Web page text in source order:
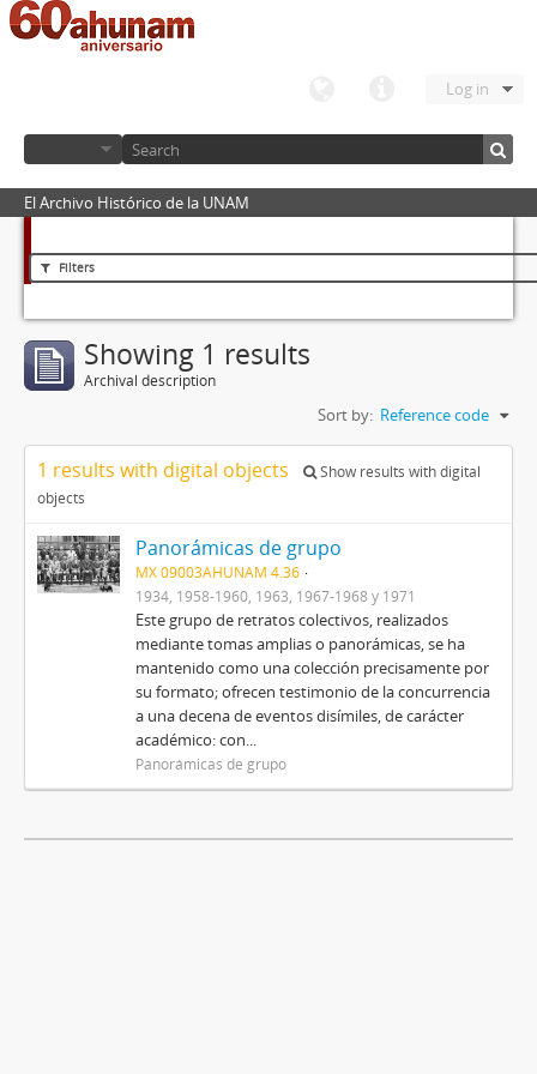
Log in
El Archivo Histórico de la UNAM
Filters
Showing 1 results
Archival description
Sort by: Reference code
1 results with digital objects
Show results with digital
objects
Panorámicas de grupo
MX 09003AHUNAM 4.36
1934, 1958-1960, 1963, 1967-1968 y 1971
Este grupo de retratos colectivos, realizados
mediante tomas amplias o panorámicas, se ha
mantenido como una colección precisamente por
su formato; ofrecen testimonio de la concurrencia
a una decena de eventos disímiles, de carácter
académico: con...
Panorámicas de grupo